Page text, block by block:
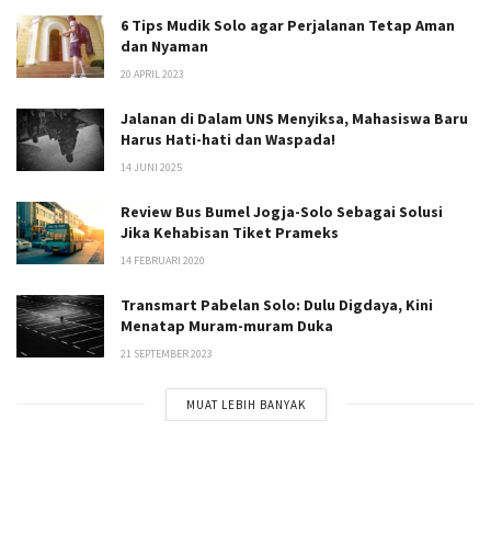
6 Tips Mudik Solo agar Perjalanan Tetap Aman
dan Nyaman
20 APRIL 2023
Jalanan di Dalam UNS Menyiksa, Mahasiswa Baru
Harus Hati-hati dan Waspada!
14 JUNI 2025
Review Bus Bumel Jogja-Solo Sebagai Solusi
Jika Kehabisan Tiket Prameks
14 FEBRUARI 2020
Transmart Pabelan Solo: Dulu Digdaya, Kini
Menatap Muram-muram Duka
21 SEPTEMBER 2023
MUAT LEBIH BANYAK